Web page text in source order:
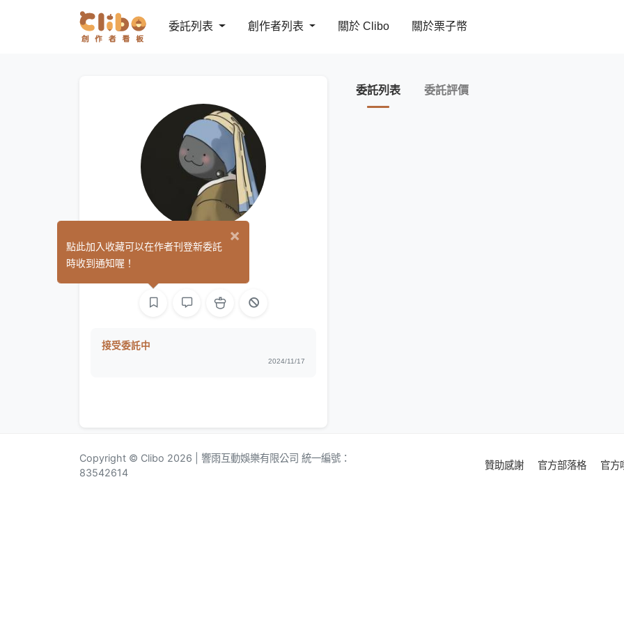
委託列表 創作者列表 關於 Clibo 關於栗子幣
jiuann
接受委託中
2024/11/17
委託列表 委託評價
Copyright © Clibo 2026 | 響雨互動娛樂有限公司 統一編號：
83542614
贊助感謝 官方部落格 官方
×
點此加入收藏可以在作者刊登新委託
時收到通知喔！